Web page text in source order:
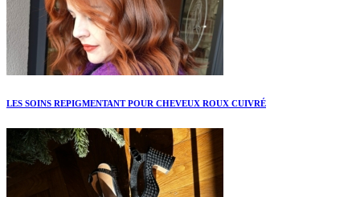
LES SOINS REPIGMENTANT POUR CHEVEUX ROUX CUIVRÉ